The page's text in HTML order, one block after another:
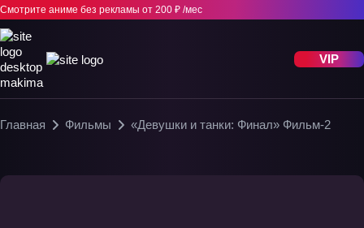
Смотрите аниме без рекламы от 200 ₽ /мес
VIP
Главная Фильмы «Девушки и танки: Финал» Фильм-2